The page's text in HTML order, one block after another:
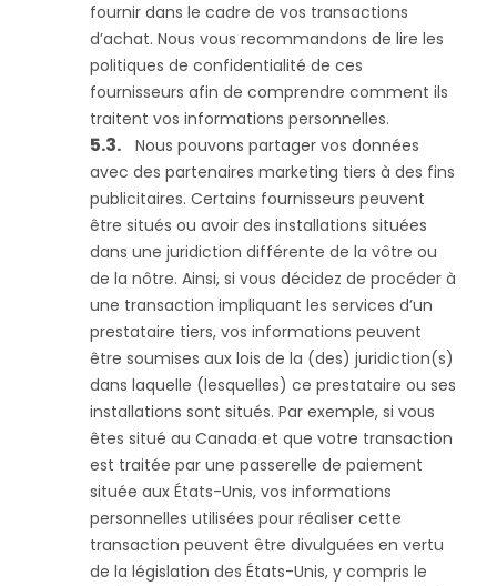
fournir dans le cadre de vos transactions
d’achat. Nous vous recommandons de lire les
politiques de confidentialité de ces
fournisseurs afin de comprendre comment ils
traitent vos informations personnelles.
Nous pouvons partager vos données
avec des partenaires marketing tiers à des fins
publicitaires. Certains fournisseurs peuvent
être situés ou avoir des installations situées
dans une juridiction différente de la vôtre ou
de la nôtre. Ainsi, si vous décidez de procéder à
une transaction impliquant les services d’un
prestataire tiers, vos informations peuvent
être soumises aux lois de la (des) juridiction(s)
dans laquelle (lesquelles) ce prestataire ou ses
installations sont situés. Par exemple, si vous
êtes situé au Canada et que votre transaction
est traitée par une passerelle de paiement
située aux États-Unis, vos informations
personnelles utilisées pour réaliser cette
transaction peuvent être divulguées en vertu
de la législation des États-Unis, y compris le